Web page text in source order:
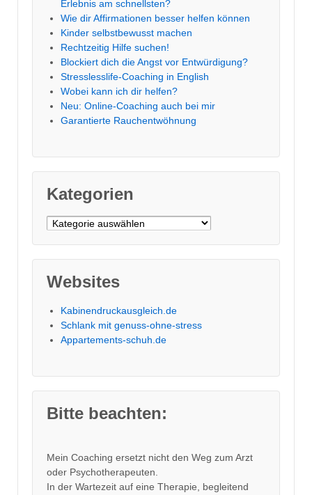
Erlebnis am schnellsten?
Wie dir Affirmationen besser helfen können
Kinder selbstbewusst machen
Rechtzeitig Hilfe suchen!
Blockiert dich die Angst vor Entwürdigung?
Stresslesslife-Coaching in English
Wobei kann ich dir helfen?
Neu: Online-Coaching auch bei mir
Garantierte Rauchentwöhnung
Kategorien
Kategorien
Websites
Kabinendruckausgleich.de
Schlank mit genuss-ohne-stress
Appartements-schuh.de
Bitte beachten:
Mein Coaching ersetzt nicht den Weg zum Arzt
oder Psychotherapeuten.
In der Wartezeit auf eine Therapie, begleitend